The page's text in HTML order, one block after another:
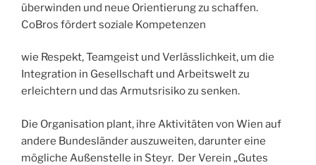
überwinden und neue Orientierung zu schaffen. ​
CoBros fördert soziale Kompetenzen
wie Respekt, Teamgeist und Verlässlichkeit, um die
Integration in Gesellschaft und Arbeitswelt zu
erleichtern und das Armutsrisiko zu senken. ​
Die Organisation plant, ihre Aktivitäten von Wien auf
andere Bundesländer auszuweiten, darunter eine
mögliche Außenstelle in Steyr. ​ Der Verein „Gutes